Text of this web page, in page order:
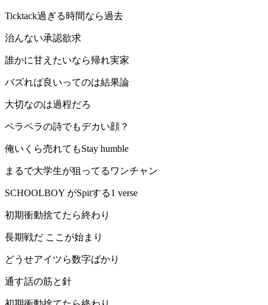
Ticktack過ぎる時間なら過去
治んない承認欲求
誰かに甘えたいなら帰れ実家
バズれば良いってのは結果論
大切なのは過程だろ
ペラペラの詩でもデカい顔？
俺いくら売れてもStay humble
まるで大学生が狙ってるワンチャン
SCHOOLBOY がSpitする1 verse
初期衝動捨てたら終わり
長期戦だ ここが始まり
どうせアイツら数字ばかり
通す話の筋と針